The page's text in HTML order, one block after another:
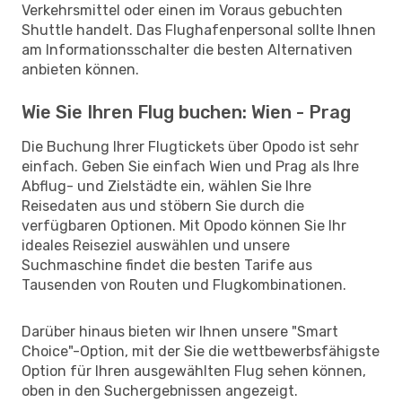
Verkehrsmittel oder einen im Voraus gebuchten
Shuttle handelt. Das Flughafenpersonal sollte Ihnen
am Informationsschalter die besten Alternativen
anbieten können.
Wie Sie Ihren Flug buchen: Wien - Prag
Die Buchung Ihrer Flugtickets über Opodo ist sehr
einfach. Geben Sie einfach Wien und Prag als Ihre
Abflug- und Zielstädte ein, wählen Sie Ihre
Reisedaten aus und stöbern Sie durch die
verfügbaren Optionen. Mit Opodo können Sie Ihr
ideales Reiseziel auswählen und unsere
Suchmaschine findet die besten Tarife aus
Tausenden von Routen und Flugkombinationen.
Darüber hinaus bieten wir Ihnen unsere "Smart
Choice"-Option, mit der Sie die wettbewerbsfähigste
Option für Ihren ausgewählten Flug sehen können,
oben in den Suchergebnissen angezeigt.